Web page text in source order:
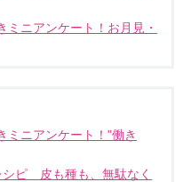
ミニアンケート！お月見・
ミニアンケート！"働き
シピ 皮も種も、無駄なく